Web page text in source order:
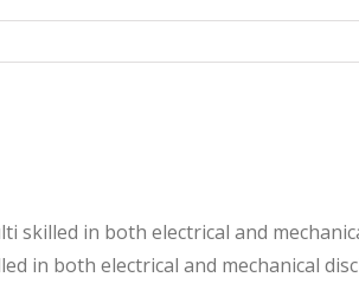
in both electrical and
in both electrical and mechanical